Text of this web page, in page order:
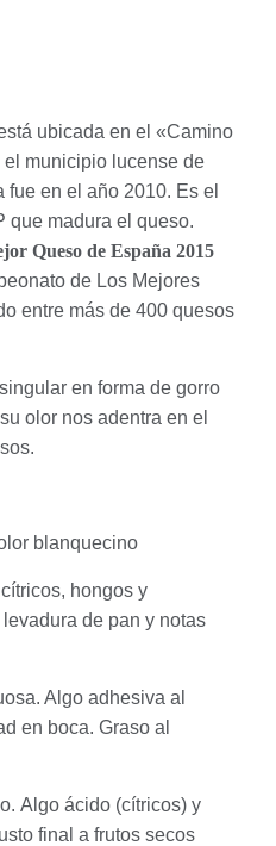
ubicada en el «Camino
el municipio lucense de
en el año 2010. Es el
que madura el queso.
Queso de España 2015
de Los Mejores
entre más de 400 quesos
en forma de gorro
olor nos adentra en el
blanquecino
hongos y
de pan y notas
Algo adhesiva al
en boca. Graso al
Algo ácido (cítricos) y
final a frutos secos